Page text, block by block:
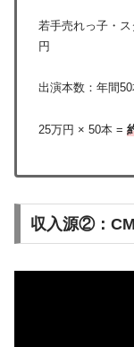
若手売れっ子・
円
出演本数：年間
25万円 × 50本 =
収入源②：